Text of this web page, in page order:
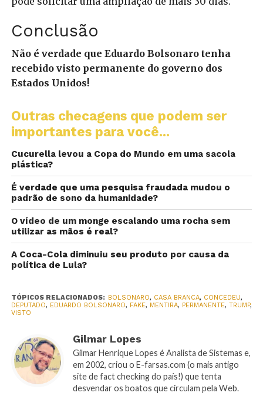
Conclusão
Não é verdade que Eduardo Bolsonaro tenha
recebido visto permanente do governo dos
Estados Unidos!
Outras checagens que podem ser
importantes para você...
Cucurella levou a Copa do Mundo em uma sacola
plástica?
É verdade que uma pesquisa fraudada mudou o
padrão de sono da humanidade?
O vídeo de um monge escalando uma rocha sem
utilizar as mãos é real?
A Coca-Cola diminuiu seu produto por causa da
política de Lula?
TÓPICOS RELACIONADOS: BOLSONARO, CASA BRANCA, CONCEDEU,
DEPUTADO, EDUARDO BOLSONARO, FAKE, MENTIRA, PERMANENTE, TRUMP,
VISTO
Gilmar Lopes
Gilmar Henrique Lopes é Analista de Sistemas e,
em 2002, criou o E-farsas.com (o mais antigo
site de fact checking do país!) que tenta
desvendar os boatos que circulam pela Web.